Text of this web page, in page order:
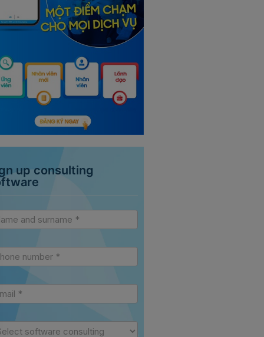
up consulting